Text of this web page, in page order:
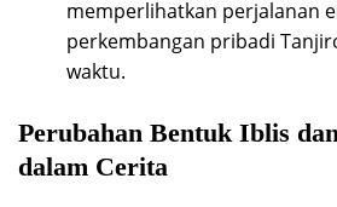
memperlihatkan perjalanan
perkembangan pribadi
waktu.
Perubahan Bentuk Iblis
dalam Cerita